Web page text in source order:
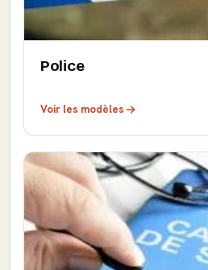
Police
Voir les modèles